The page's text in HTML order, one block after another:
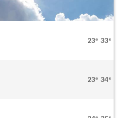
23° 33°
23° 34°